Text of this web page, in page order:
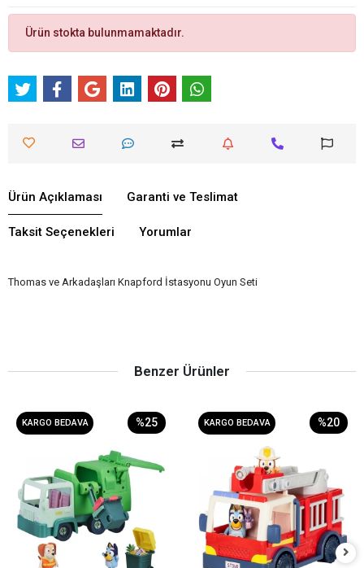
Ürün stokta bulunmamaktadır.
Ürün Açıklaması Garanti ve Teslimat
Taksit Seçenekleri Yorumlar
Thomas ve Arkadaşları Knapford İstasyonu Oyun Seti
Benzer Ürünler
KARGO BEDAVA %25 KARGO BEDAVA %20